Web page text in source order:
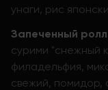
унаги, рис
Запеченный
сурими "снежный
филадельфия,
свежий, помидор,